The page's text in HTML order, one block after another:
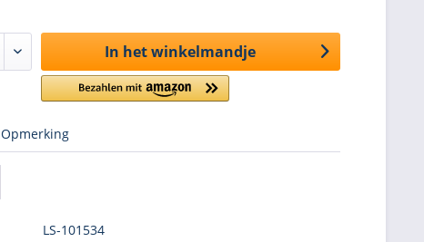
In het winkelmandje
Opmerking
LS-101534